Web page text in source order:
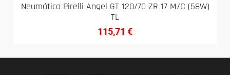
Neumático Pirelli Angel GT 120/70 ZR 17 M/C (58W)
TL
115,71 €